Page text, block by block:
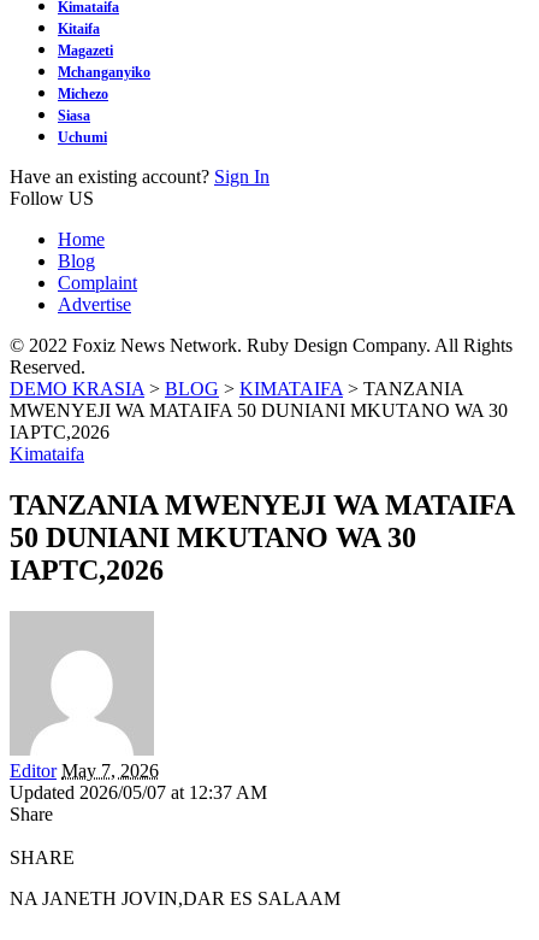
Kimataifa
Kitaifa
Magazeti
Mchanganyiko
Michezo
Siasa
Uchumi
Have an existing account? Sign In
Follow US
Home
Blog
Complaint
Advertise
© 2022 Foxiz News Network. Ruby Design Company. All Rights
Reserved.
DEMO KRASIA > BLOG > KIMATAIFA > TANZANIA
MWENYEJI WA MATAIFA 50 DUNIANI MKUTANO WA 30
IAPTC,2026
Kimataifa
TANZANIA MWENYEJI WA MATAIFA
50 DUNIANI MKUTANO WA 30
IAPTC,2026
Editor May 7, 2026
Updated 2026/05/07 at 12:37 AM
Share
SHARE
NA JANETH JOVIN,DAR ES SALAAM